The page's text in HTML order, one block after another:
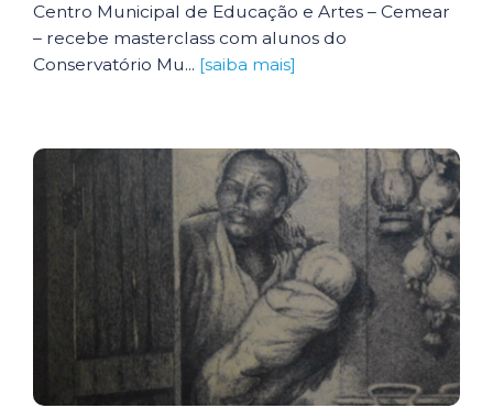
Centro Municipal de Educação e Artes – Cemear
– recebe masterclass com alunos do
Conservatório Mu... [saiba mais]